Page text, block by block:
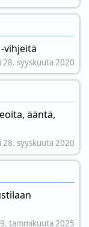
vihjeitä
28. syyskuuta 2020
ääntä,
28. syyskuuta 2020
tammikuuta 2025